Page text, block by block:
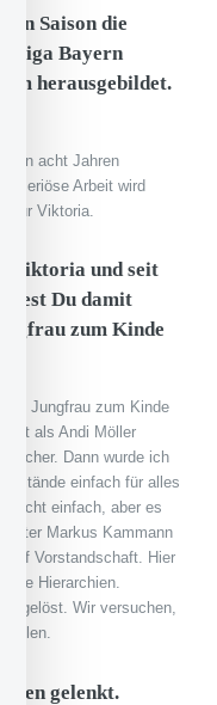
Saison die
Bayern
herausgebildet.
acht Jahren
seriöse Arbeit wird
zur Viktoria.
Viktoria und seit
Du damit
zum Kinde
die Jungfrau zum Kinde
als Andi Möller
Dann wurde ich
einfach für alles
nicht einfach, aber es
unter Markus Kammann
auf Vorstandschaft. Hier
Hierarchien.
gelöst. Wir versuchen,
gelenkt.